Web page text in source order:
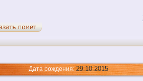
рождения:29.10.2015